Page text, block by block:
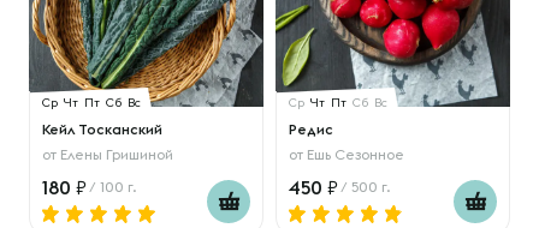
Ср Чт Пт Сб Вс
Кейл Тосканский
от Елены Гришиной
180 / 100 г.
Ср Чт Пт Сб Вс
Редис
от Ешь Сезонное
450 / 500 г.